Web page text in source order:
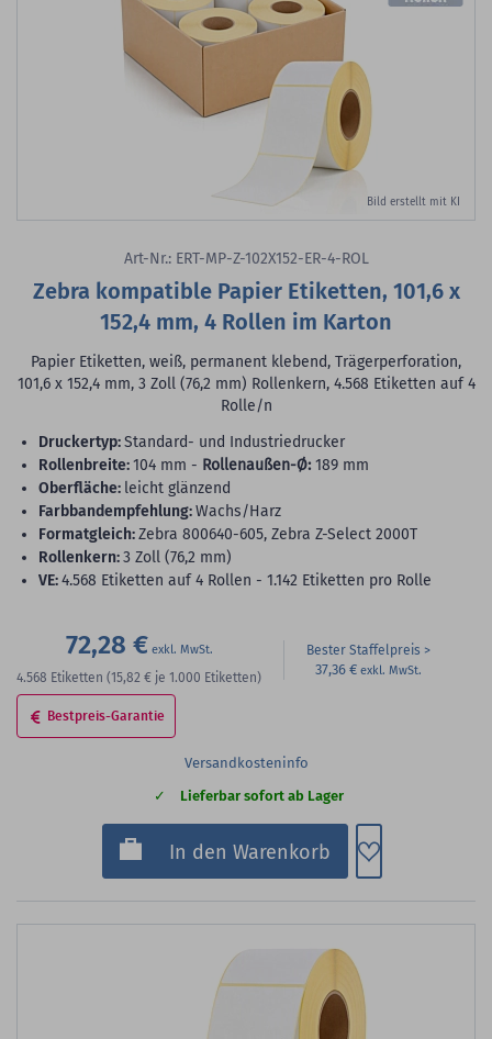
Bild erstellt mit KI
Art-Nr.: ERT-MP-Z-102X152-ER-4-ROL
Zebra kompatible Papier Etiketten, 101,6 x
152,4 mm, 4 Rollen im Karton
Papier Etiketten, weiß, permanent klebend, Trägerperforation,
101,6 x 152,4 mm, 3 Zoll (76,2 mm) Rollenkern, 4.568 Etiketten auf 4
Rolle/n
Druckertyp:Standard- und Industriedrucker
Rollenbreite:104 mm - Rollenaußen-Ø: 189 mm
Oberfläche: leicht glänzend
Farbbandempfehlung:Wachs/Harz
Formatgleich:Zebra 800640-605, Zebra Z-Select 2000T
Rollenkern:3 Zoll (76,2 mm)
VE:4.568 Etiketten auf 4 Rollen - 1.142 Etiketten pro Rolle
72,28 €
4.568 Etiketten (15,82 € je 1.000 Etiketten)
Bester Staffelpreis
37,36 €
Bestpreis-Garantie
Versandkosteninfo
Lieferbar sofort ab Lager
In den Warenkorb Zum